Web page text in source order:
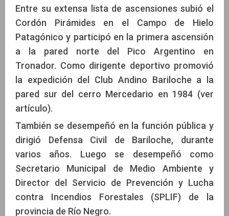
Entre su extensa lista de ascensiones subió el
Cordón Pirámides en el Campo de Hielo
Patagónico y participó en la primera ascensión
a la pared norte del Pico Argentino en
Tronador. Como dirigente deportivo promovió
la expedición del Club Andino Bariloche a la
pared sur del cerro Mercedario en 1984 (ver
artículo).
También se desempeñó en la función pública y
dirigió Defensa Civil de Bariloche, durante
varios años. Luego se desempeñó como
Secretario Municipal de Medio Ambiente y
Director del Servicio de Prevención y Lucha
contra Incendios Forestales (SPLIF) de la
provincia de Río Negro.